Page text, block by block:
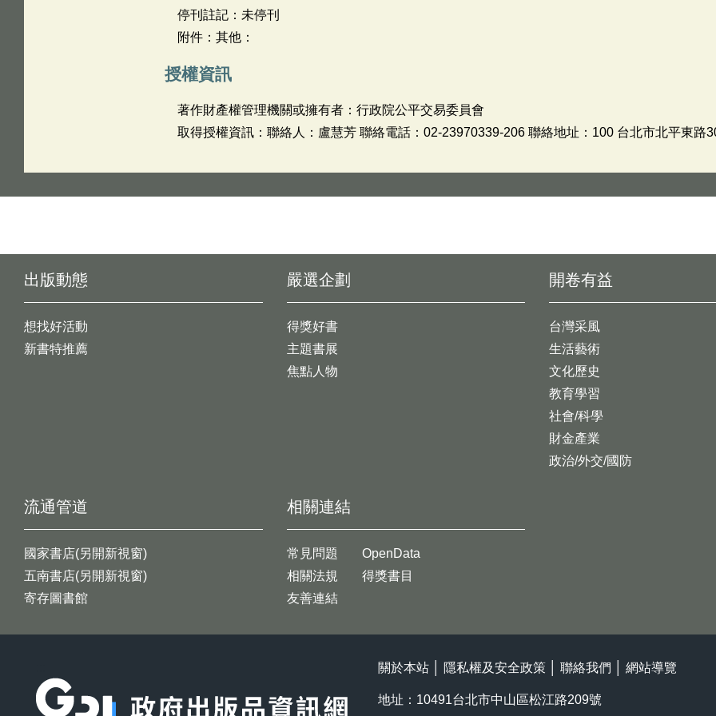
停刊註記：未停刊
附件：其他：
授權資訊
著作財產權管理機關或擁有者：行政院公平交易委員會
取得授權資訊：聯絡人：盧慧芳 聯絡電話：02-23970339-206 聯絡地址：100 台北市北平東路
出版動態
想找好活動
新書特推薦
開卷有益
台灣采風
生活藝術
文化歷史
教育學習
社會/科學
財金產業
政治/外交/國防
嚴選企劃
得獎好書
主題書展
焦點人物
流通管道
國家書店(另開新視窗)
五南書店(另開新視窗)
寄存圖書館
相關連結
常見問題
相關法規
友善連結
OpenData
得獎書目
關於本站 隱私權及安全政策 聯絡我們 網站導覽
地址：10491台北市中山區松江路209號